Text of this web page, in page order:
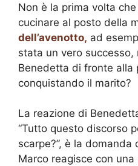
Non è la prima volta
cucinare al posto della
dell’avenotto, ad
stata un vero successo,
Benedetta di fronte alla
conquistando il marito?
La reazione di
“Tutto questo discorso
scarpe?”, è la
Marco reagisce con una